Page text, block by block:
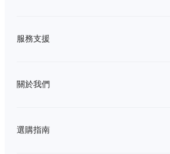
服務支援
關於我們
選購指南